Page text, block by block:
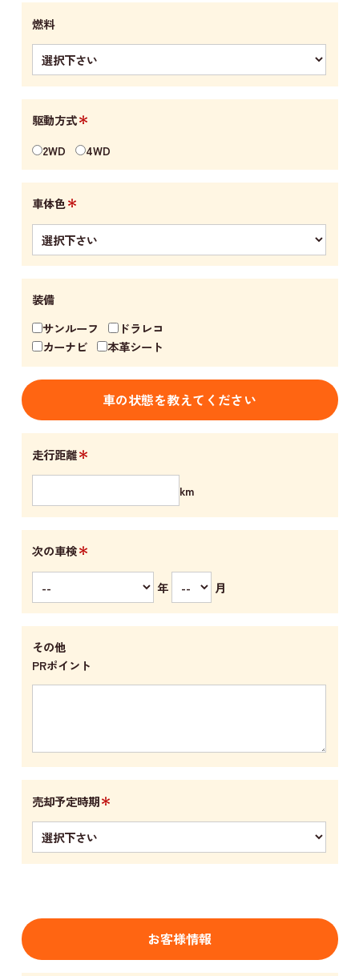
燃料
駆動方式＊
2WD 4WD
車体色＊
装備
サンルーフ
ドラレコ
カーナビ
本革シート
車の状態を教えてください
走行距離＊
km
次の車検＊
年 月
その他
PRポイント
売却予定時期＊
お客様情報